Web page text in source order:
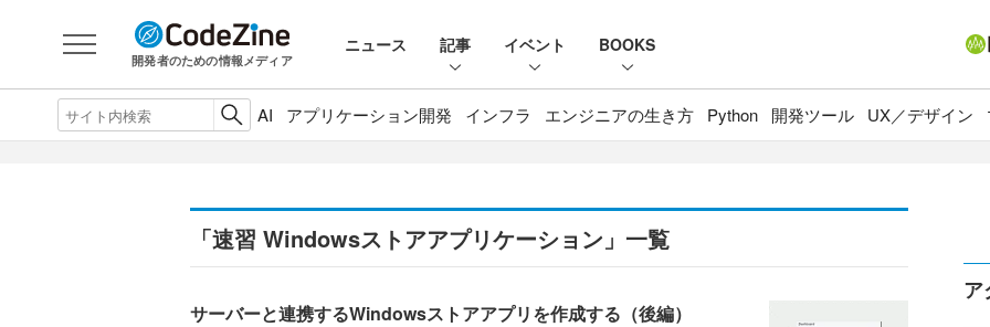
開発者のための情報メディア
ニュース 記事 イベント BOOKS
AI アプリケーション開発 インフラ エンジニアの生き方 Python 開発ツール UX／デザイン
「速習 Windowsストアアプリケーション」一覧
サーバーと連携するWindowsストアアプリを作成する（後編）
ア